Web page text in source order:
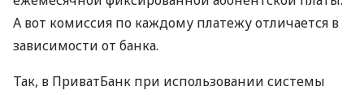
А вот комиссия по каждому платежу отличается в
зависимости от банка.
Так, в ПриватБанк при использовании системы